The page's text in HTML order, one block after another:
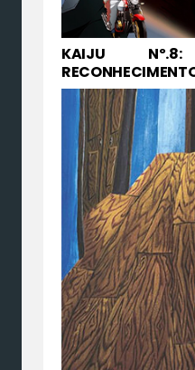
KAIJU